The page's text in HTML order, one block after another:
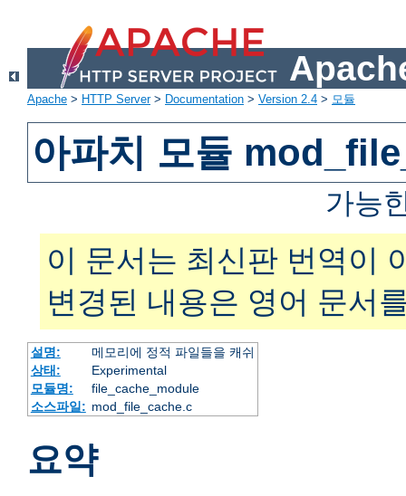
Apache > HTTP Server> Documentation > Version 2.4 > 모듈
아파치 모듈
가능
이 문서는 최신판 번역이
변경된 내용은 영어 문서
설명:
메모리에 정적 파일들을 캐쉬
상태:
Experimental
모듈명:
file_cache_module
소스파일: mod_file_cache.c
요약